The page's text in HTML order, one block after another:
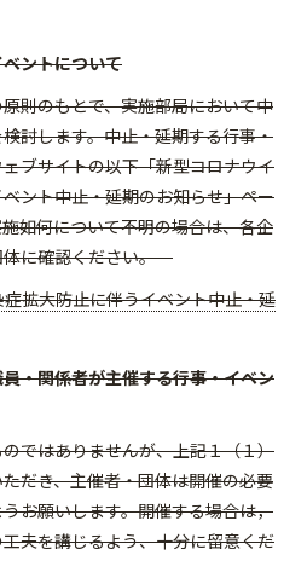
ントについて
則のもとで、実施部局において中
討します。中止・延期する行事・
ブサイトの以下「新型コロナウイ
ント中止・延期のお知らせ」ペー
如何について不明の場合は、各企
体に確認ください。
拡大防止に伴うイベント中止・延
・関係者が主催する行事・イベン
ではありませんが、上記１（１）
だき、主催者・団体は開催の必要
お願いします。開催する場合は，
夫を講じるよう、十分に留意くだ